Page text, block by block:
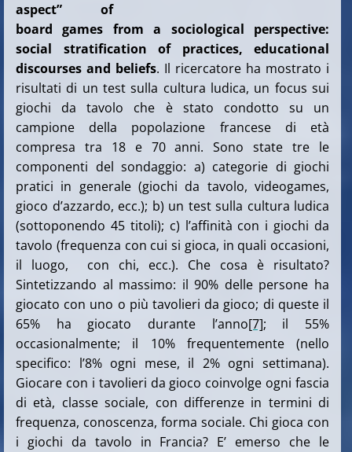
aspect” of
board games from a sociological perspective:
social stratification of practices, educational
discourses and beliefs. Il ricercatore ha mostrato i
risultati di un test sulla cultura ludica, un focus sui
giochi da tavolo che è stato condotto su un
campione della popolazione francese di età
compresa tra 18 e 70 anni. Sono state tre le
componenti del sondaggio: a) categorie di giochi
pratici in generale (giochi da tavolo, videogames,
gioco d’azzardo, ecc.); b) un test sulla cultura ludica
(sottoponendo 45 titoli); c) l’affinità con i giochi da
tavolo (frequenza con cui si gioca, in quali occasioni,
il luogo, con chi, ecc.). Che cosa è risultato?
Sintetizzando al massimo: il 90% delle persone ha
giocato con uno o più tavolieri da gioco; di queste il
65% ha giocato durante l’anno[7]; il 55%
occasionalmente; il 10% frequentemente (nello
specifico: l’8% ogni mese, il 2% ogni settimana).
Giocare con i tavolieri da gioco coinvolge ogni fascia
di età, classe sociale, con differenze in termini di
frequenza, conoscenza, forma sociale. Chi gioca con
i giochi da tavolo in Francia? E’ emerso che le